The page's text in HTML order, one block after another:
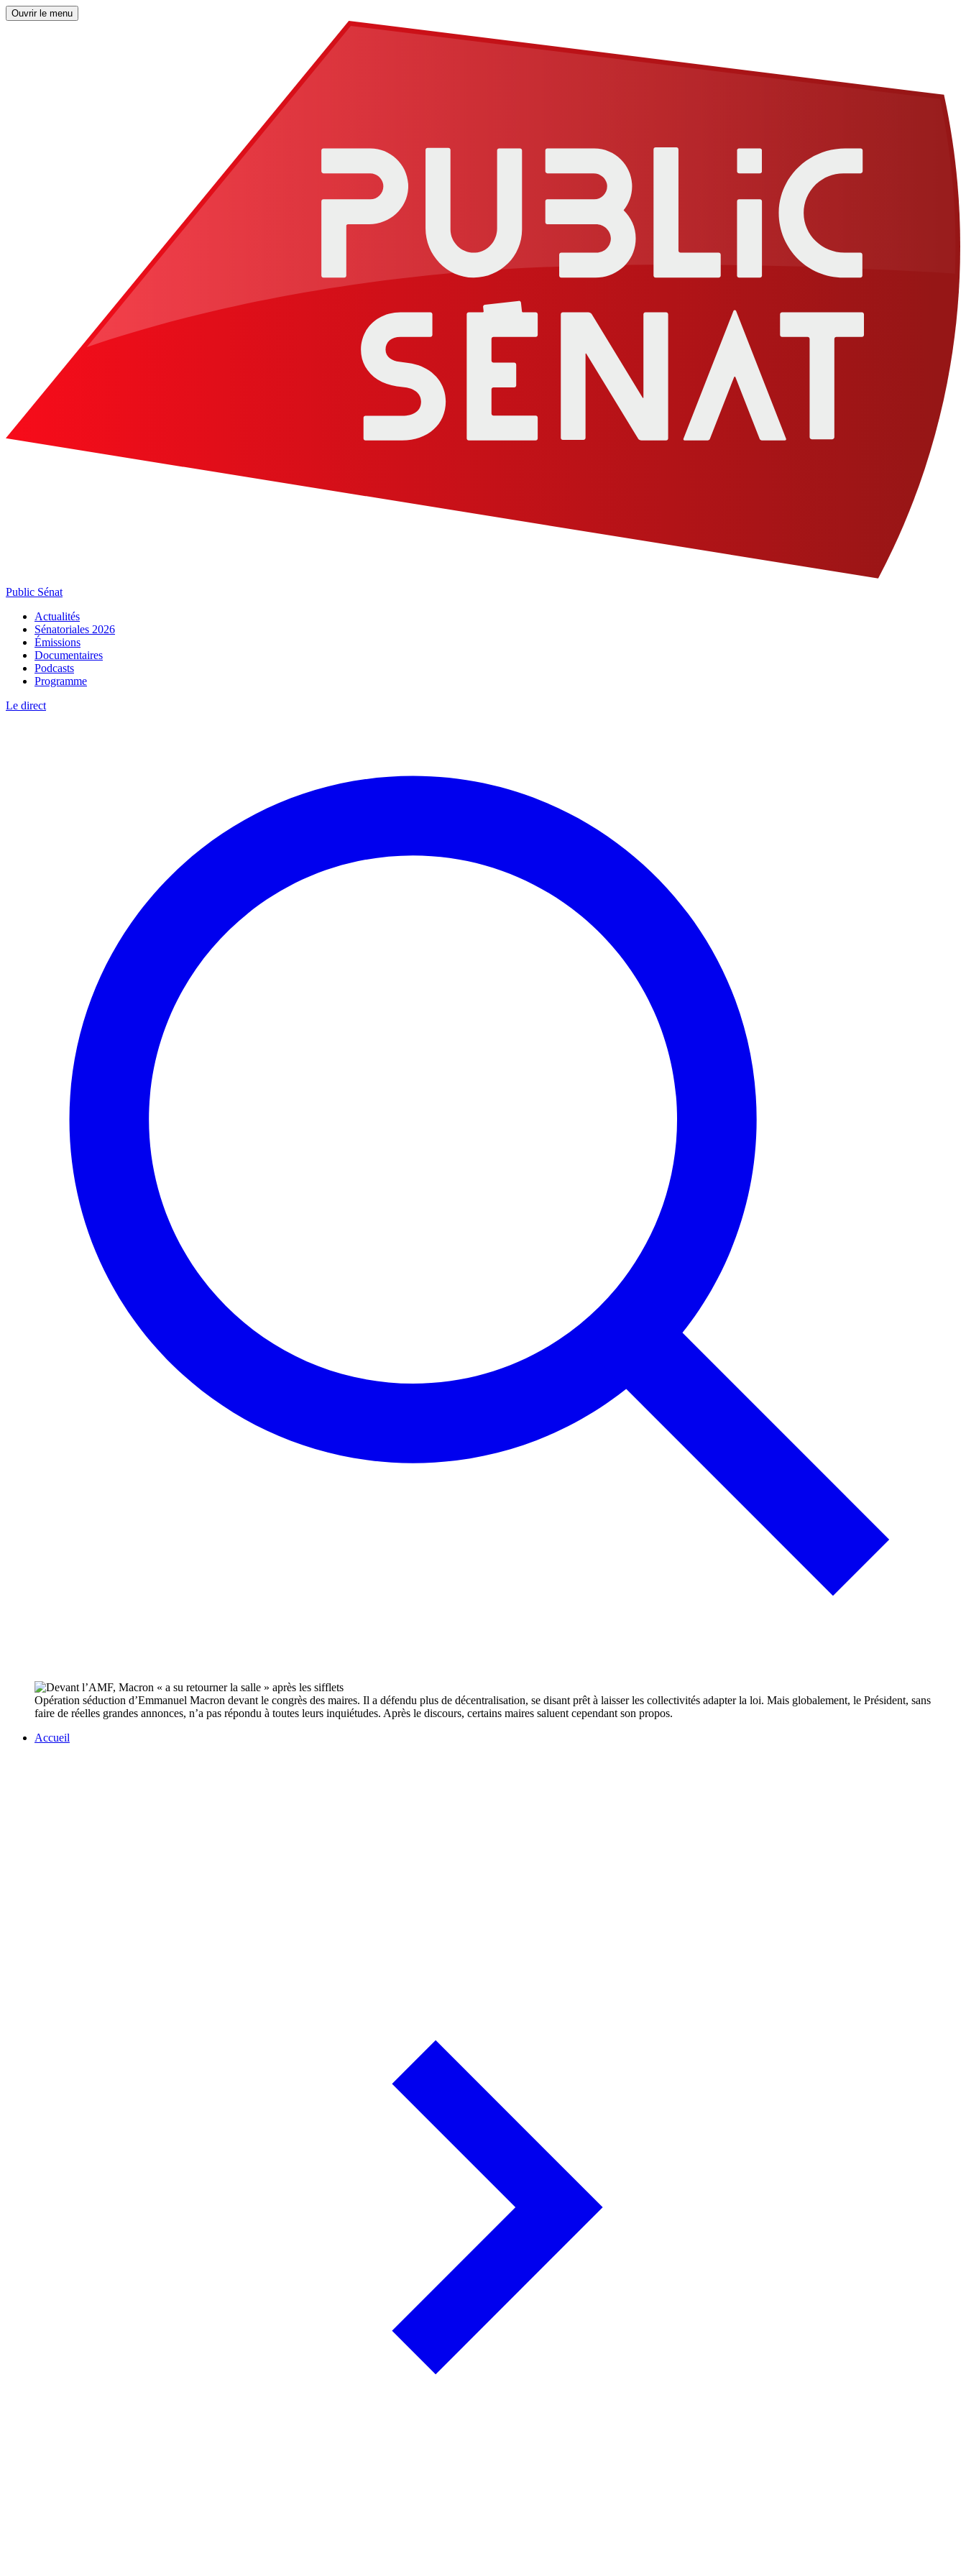
Ouvrir le menu
Public Sénat
Actualités
Sénatoriales 2026
Émissions
Documentaires
Podcasts
Programme
Le direct
Opération séduction d’Emmanuel Macron devant le congrès des maires. Il a défendu plus de décentralisation, se disant prêt à laisser les collectivités adapter la loi. Mais globalement, le Président, sans
faire de réelles grandes annonces, n’a pas répondu à toutes leurs inquiétudes. Après le discours, certains maires saluent cependant son propos.
Accueil